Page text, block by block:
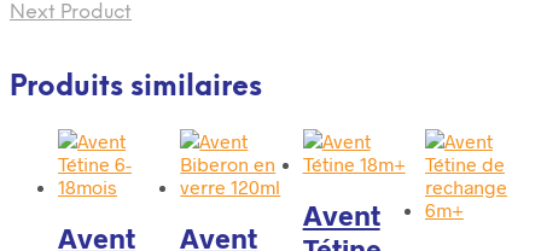
Next Product
Produits similaires
Avent
Avent
Avent